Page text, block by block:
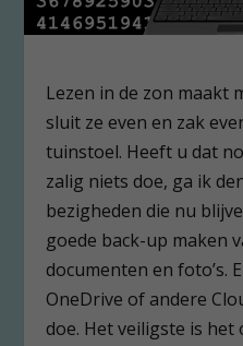
Lezen in de zon maakt
sluit ze even en zak
tuinstoel. Heeft u dat
zalig niets doe, ga ik
bezigheden die nu
goede back-up maken
documenten en foto’s.
OneDrive of andere
doe. Het veiligste is